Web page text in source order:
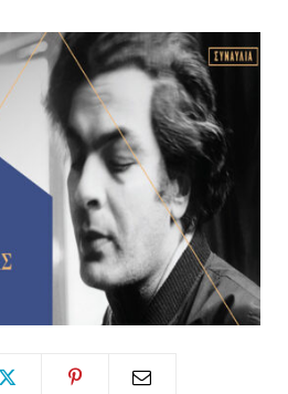
k
t
e
r
a
e
s
t